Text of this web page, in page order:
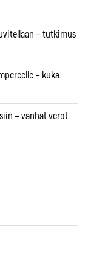
– tutkimus
– kuka
– vanhat verot